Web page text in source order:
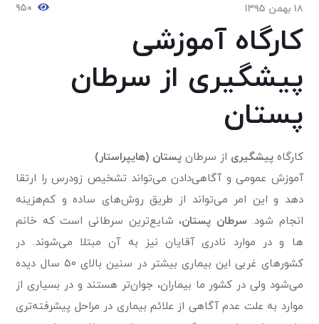
۱۸ بهمن ۱۳۹۵ ۹۵۰
کارگاه آموزشی
پیشگیری از سرطان
پستان
کارگاهپیشگیری از سرطانپستان (هایپراستار)
آموزش عمومی و آگاهی‌دادن می‌تواند تشخیص زودرس را ارتقا
دهد و این امر می‌تواند از طریق روش‌های ساده و کم‌هزینه
انجام شود. سرطان پستان، شایع‌ترین سرطانی است كه خانم
ها و در موارد نادری آقایان نیز به آن مبتلا می‌شوند. در
كشورهای غربی این بیماری بیشتر در سنین بالای ۵۰ سال دیده
می‌شود ولی در كشور ما بیماران، جوان‌تر هستند و در بسیاری از
موارد به علت عدم آگاهی از علائم بیماری در مراحل پیشرفته‌تری